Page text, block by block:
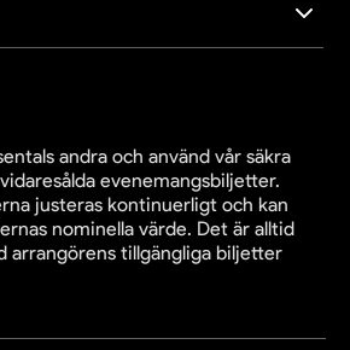
andra och använd vår säkra
evenemangsbiljetter.
justeras kontinuerligt och kan
nominella värde. Det är alltid
arrangörens tillgängliga biljetter